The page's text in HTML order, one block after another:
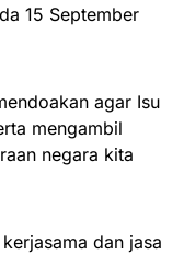
15 September
agar Isu
mengambil
negara kita
dan jasa